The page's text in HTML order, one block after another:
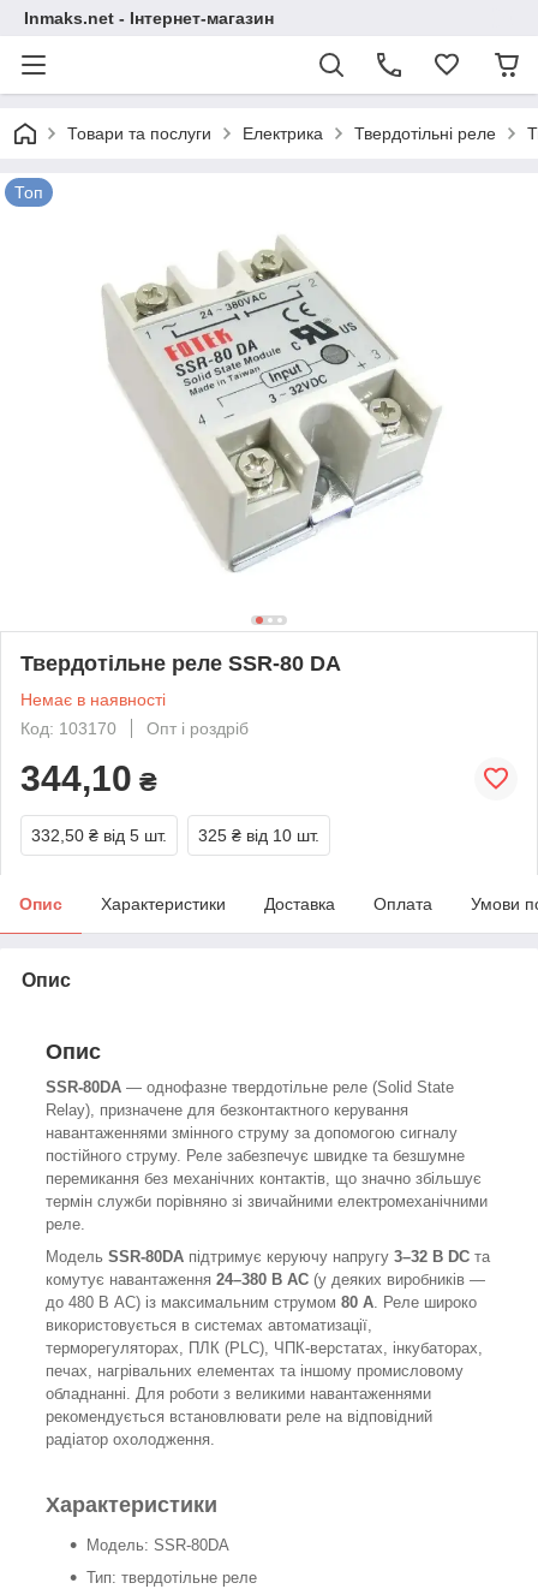
Inmaks.net - Інтернет-магазин
Товари та послуги Електрика Твердотільні реле
Топ
Твердотільне реле SSR-80 DA
Немає в наявності
Код: 103170
Опт і роздріб
344,10 ₴
332,50 ₴ від 5 шт. 325 ₴ від 10 шт.
Опис Характеристики Доставка Оплата Умови
Опис
Опис
SSR-80DA — однофазне твердотільне реле (Solid State
Relay), призначене для безконтактного керування
навантаженнями змінного струму за допомогою сигналу
постійного струму. Реле забезпечує швидке та безшумне
перемикання без механічних контактів, що значно збільшує
термін служби порівняно зі звичайними електромеханічними
реле.
Модель SSR-80DA підтримує керуючу напругу 3–32 В DC та
комутує навантаження 24–380 В AC (у деяких виробників —
до 480 В AC) із максимальним струмом 80 А . Реле широко
використовується в системах автоматизації,
терморегуляторах, ПЛК (PLC), ЧПК-верстатах, інкубаторах,
печах, нагрівальних елементах та іншому промисловому
обладнанні. Для роботи з великими навантаженнями
рекомендується встановлювати реле на відповідний
радіатор охолодження.
Характеристики
Модель: SSR-80DA
Тип: твердотільне реле